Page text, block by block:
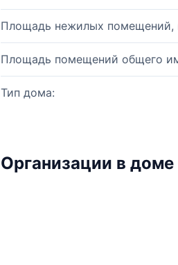
Площадь нежилых помещений,
Площадь помещений общего
Тип дома:
Организации в доме